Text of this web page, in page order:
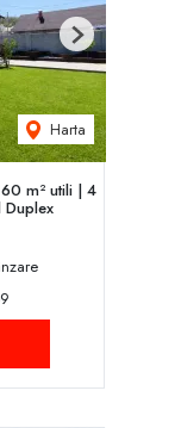
Harta
Next
m² utili | 4
Duplex